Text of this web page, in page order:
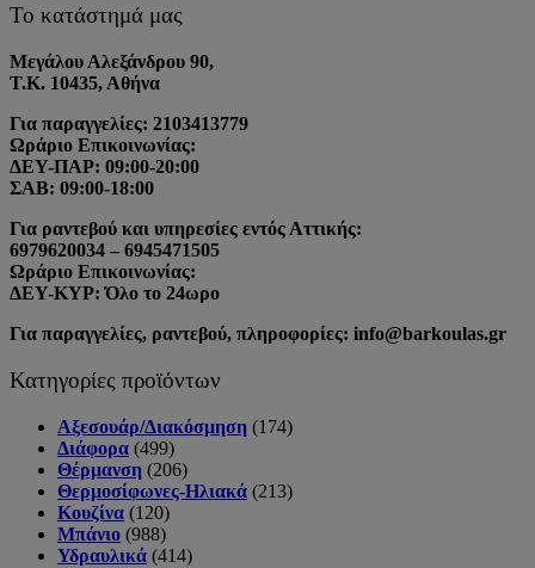
Το κατάστημά μας
Μεγάλου Αλεξάνδρου 90,
Τ.Κ. 10435, Αθήνα
Για παραγγελίες: 2103413779
Ωράριο Επικοινωνίας:
ΔΕΥ-ΠΑΡ: 09:00-20:00
ΣΑΒ: 09:00-18:00
Για ραντεβού και υπηρεσίες εντός Αττικής:
6979620034 – 6945471505
Ωράριο Επικοινωνίας:
ΔΕΥ-ΚΥΡ: Όλο το 24ωρο
Για παραγγελίες, ραντεβού, πληροφορίες: info@barkoulas.gr
Κατηγορίες προϊόντων
Αξεσουάρ/Διακόσμηση (174)
Διάφορα (499)
Θέρμανση (206)
Θερμοσίφωνες-Ηλιακά (213)
Κουζίνα (120)
Μπάνιο (988)
Υδραυλικά (414)